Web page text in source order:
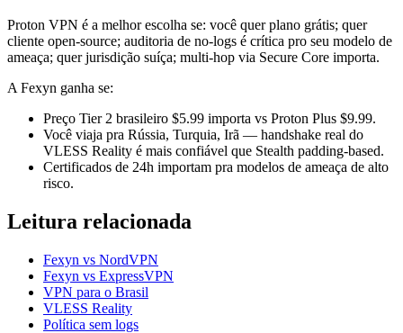
Proton VPN é a melhor escolha se: você quer plano grátis; quer
cliente open-source; auditoria de no-logs é crítica pro seu modelo de
ameaça; quer jurisdição suíça; multi-hop via Secure Core importa.
A Fexyn ganha se:
Preço Tier 2 brasileiro $5.99 importa vs Proton Plus $9.99.
Você viaja pra Rússia, Turquia, Irã — handshake real do
VLESS Reality é mais confiável que Stealth padding-based.
Certificados de 24h importam pra modelos de ameaça de alto
risco.
Leitura relacionada
Fexyn vs NordVPN
Fexyn vs ExpressVPN
VPN para o Brasil
VLESS Reality
Política sem logs